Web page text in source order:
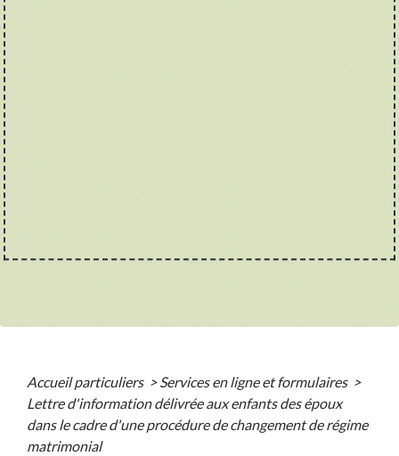
Accueil particuliers > Services en ligne et formulaires >
Lettre d'information délivrée aux enfants des époux
dans le cadre d'une procédure de changement de régime
matrimonial